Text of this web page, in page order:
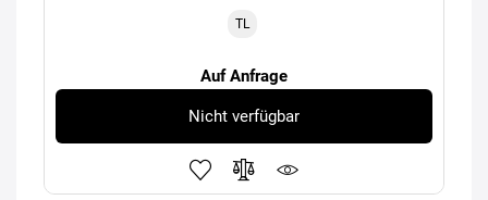
TL
Auf Anfrage
Nicht verfügbar